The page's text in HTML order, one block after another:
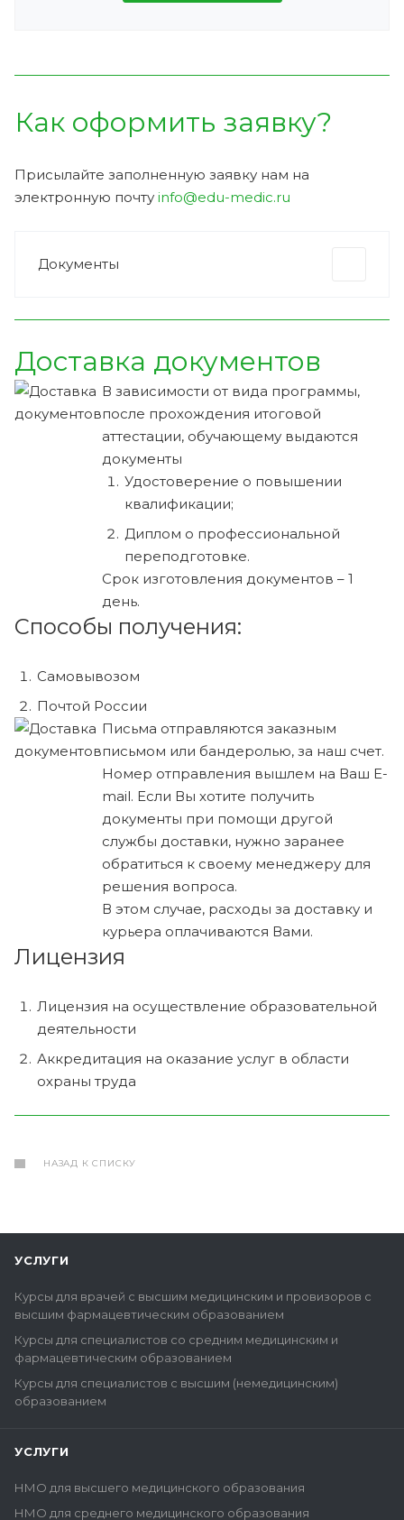
Как оформить заявку?
Присылайте заполненную заявку нам на
электронную почту info@edu-medic.ru
Документы
Доставка документов
В зависимости от вида программы,
после прохождения итоговой
аттестации, обучающему выдаются
документы
Удостоверение о повышении
квалификации;
Диплом о профессиональной
переподготовке.
Срок изготовления документов – 1
день.
Способы получения:
Самовывозом
Почтой России
Письма отправляются заказным
письмом или бандеролью, за наш счет.
Номер отправления вышлем на Ваш E-
mail. Если Вы хотите получить
документы при помощи другой
службы доставки, нужно заранее
обратиться к своему менеджеру для
решения вопроса.
В этом случае, расходы за доставку и
курьера оплачиваются Вами.
Лицензия
Лицензия на осуществление образовательной
деятельности
Аккредитация на оказание услуг в области
охраны труда
НАЗАД К СПИСКУ
УСЛУГИ
Курсы для врачей с высшим медицинским и провизоров с
высшим фармацевтическим образованием
Курсы для специалистов со средним медицинским и
фармацевтическим образованием
Курсы для специалистов с высшим (немедицинским)
образованием
УСЛУГИ
НМО для высшего медицинского образования
НМО для среднего медицинского образования